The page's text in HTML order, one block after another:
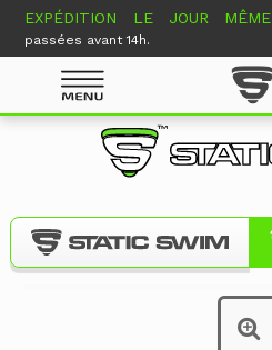
EXPÉDITION LE JOUR MÊME
passées avant 14h.